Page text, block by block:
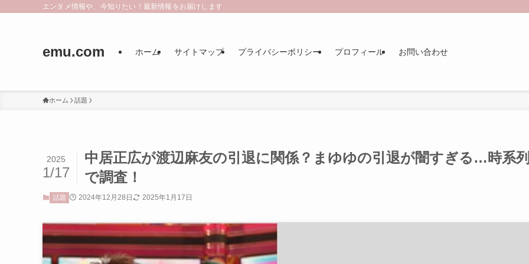
エンタメ情報や、今知りたい！最新情報をお届けします
emu.com ホーム サイトマップ プライバシーポリシー プロフィール お問い合わせ
ホーム 話題
中居正広が渡辺麻友の引退に関係？まゆゆの引退が闇すぎる…時系
で調査！
2025
1/17
話題 2024年12月28日 2025年1月17日